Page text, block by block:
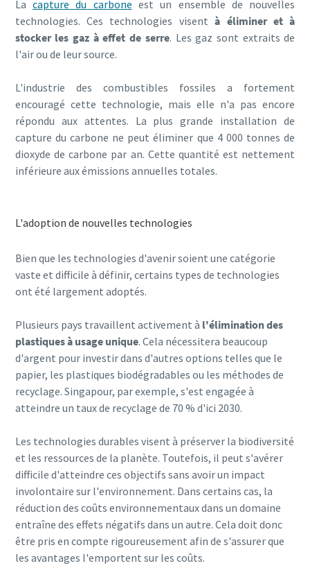
La capture du carbone est un ensemble de nouvelles
technologies. Ces technologies visentà éliminer et à
stocker les gaz à effet de serre. Les gaz sont extraits de
l'air ou de leur source.
L'industrie des combustibles fossiles a fortement
encouragé cette technologie, mais elle n'a pas encore
répondu aux attentes. La plus grande installation de
capture du carbone ne peut éliminer que 4 000 tonnes de
dioxyde de carbone par an. Cette quantité est nettement
inférieure aux émissions annuelles totales.
L'adoption de nouvelles technologies
Bien que les technologies d'avenir soient une catégorie
vaste et difficile à définir, certains types de technologies
ont été largement adoptés.
Plusieurs pays travaillent activement à l'élimination des
plastiques à usage unique. Cela nécessitera beaucoup
d'argent pour investir dans d'autres options telles que le
papier, les plastiques biodégradables ou les méthodes de
recyclage. Singapour, par exemple, s'est engagée à
atteindre un taux de recyclage de 70 % d'ici 2030.
Les technologies durables visent à préserver la biodiversité
et les ressources de la planète. Toutefois, il peut s'avérer
difficile d'atteindre ces objectifs sans avoir un impact
involontaire sur l'environnement. Dans certains cas, la
réduction des coûts environnementaux dans un domaine
entraîne des effets négatifs dans un autre. Cela doit donc
être pris en compte rigoureusement afin de s'assurer que
les avantages l'emportent sur les coûts.